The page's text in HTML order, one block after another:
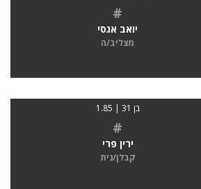
#
יואב אגסי
מצליב/ה
בן 31 | 1.85
#
ירין פרי
קבלן/נית